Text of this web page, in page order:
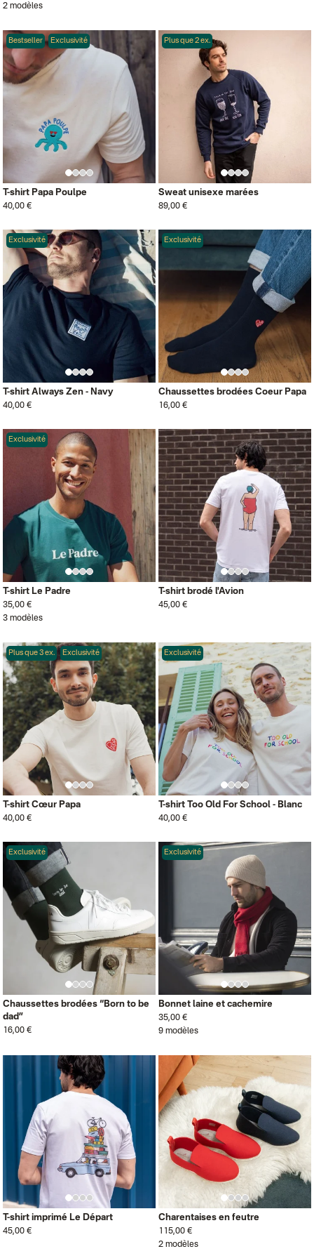
2 modèles
Bestseller Exclusivité
T-shirt Papa Poulpe
40,00 €
Plus que 2 ex.
Sweat unisexe marées
89,00 €
Exclusivité
T-shirt Always Zen - Navy
40,00 €
Exclusivité
Chaussettes brodées Coeur Papa
16,00 €
Exclusivité
T-shirt Le Padre
35,00 €
3 modèles
T-shirt brodé l'Avion
45,00 €
Plus que 3 ex. Exclusivité
T-shirt Cœur Papa
40,00 €
Exclusivité
T-shirt Too Old For School - Blanc
40,00 €
Exclusivité
Chaussettes brodées “Born to be
dad”
16,00 €
Exclusivité
Bonnet laine et cachemire
35,00 €
9 modèles
T-shirt imprimé Le Départ
45,00 €
Charentaises en feutre
115,00 €
2 modèles